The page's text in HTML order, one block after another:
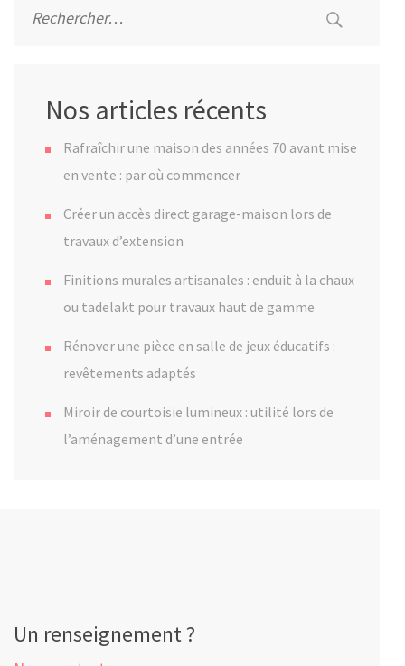
Nos articles récents
Rafraîchir une maison des années 70 avant mise
en vente : par où commencer
Créer un accès direct garage-maison lors de
travaux d’extension
Finitions murales artisanales : enduit à la chaux
ou tadelakt pour travaux haut de gamme
Rénover une pièce en salle de jeux éducatifs :
revêtements adaptés
Miroir de courtoisie lumineux : utilité lors de
l’aménagement d’une entrée
Un renseignement ?